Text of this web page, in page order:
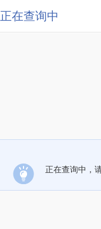
正在查询中
正在查询中，